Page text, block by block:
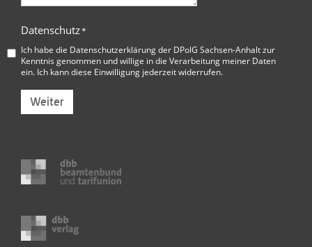
Datenschutz*
Ich habe die Datenschutzerklärung der DPolG Sachsen-Anhaltzur
Kenntnis genommen und willige in die Verarbeitung meiner Daten
ein. Ich kann diese Einwilligung jederzeit widerrufen.
Weiter